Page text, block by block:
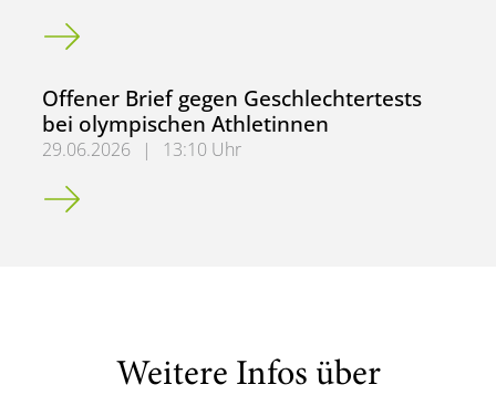
6. Wuppertaler Malala Day am 10.07.2026
Offener Brief gegen Geschlechtertests
bei olympischen Athletinnen
29.06.2026 |
13:10 Uhr
Offener Brief gegen Geschlechtertests bei olympischen
Weitere Infos über